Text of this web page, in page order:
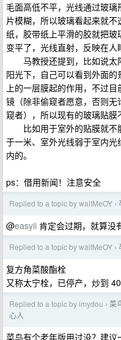
毛面高低不平，光线通过玻
片模糊，所以玻璃看起来就
纸，胶带纸上平滑的胶就把
变平了，光线直射，反映在人
马教授还提到，比如说太
阳光下，自己可以看到外面
上的一层膜起的作用，不过
镜（除非偷窥者愿意，否则
窥者），所以现有的玻璃贴膜
比如用于室外的贴膜就不
于一米、室外光线弱于室内
内的。
ps：借用新闻！注意安全
Replied to a topic by waitMeOY ›
@easyii 肯定会过期，就算没
Replied to a topic by waitMeOY ›
复方角菜酸酯栓
又称太宁栓，已停产，炒到
Replied to a topic by imydou › 菜
心人
菜鸟有个老年版用过没？建议